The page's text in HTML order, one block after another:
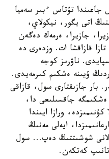
جاعىندا تۇتاس ءبىر سەميا
اتى يگور، نيكولاي،
جازيرا، ەرمەك دەگەن
قازاقشا ات. وزدەرى دە
ناۋرىز كوجە
ۇيىنە ەشكىم كىرمەيدى.
بار جازىقتارى سول، قازاقى
جاقسىلىعى دا،
ورازا ايىندا
ايەلى مەنىڭ
شوشىتتىڭ دەپ... سول
كەتكەن.